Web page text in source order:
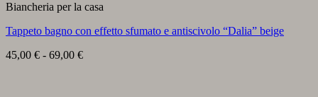
Biancheria per la casa
Tappeto bagno con effetto sfumato e antiscivolo “Dalia” beige
45,00 € - 69,00 €Fascia